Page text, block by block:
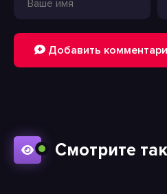
Добавить
Смотрите